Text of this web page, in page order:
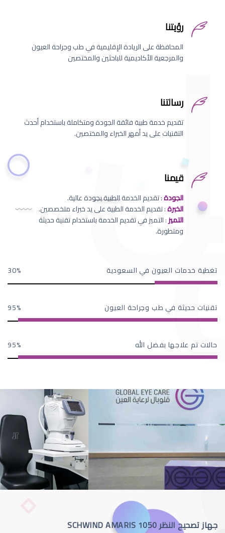
رؤيتنا
المحافظة على الريادة الإقليمية في طب وجراحة العيون
والمرجعية الأكاديمية للباحثين والمختصين
رسالتنا
تقديم خدمة طبية فائقة الجودة ومتكاملة باستخدام أحدث
التقنيات على يد أمهر الخبراء والمختصين.
قيمنا
الجودة: تقديم الخدمة الطبية بجودة عالية.
الخبرة: تقديم الخدمة الطبية على يد خبراء متخصصين.
التميز: التميز في تقديم الخدمة باستخدام تقنية حديثة
ومتطورة.
تغطية خدمات العيون في السعودية 30
تقنيات حديثة في طب وجراحة العيون 95
حالات تم علاجها بفضل الله 95
جهاز تصحيح النظر SCHWIND AMARIS 1050